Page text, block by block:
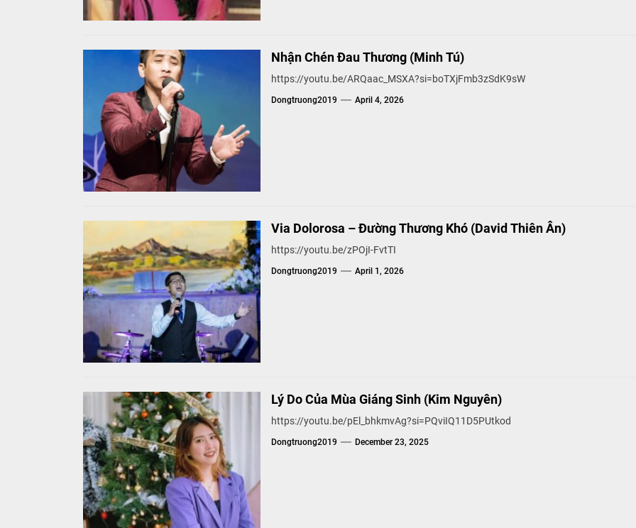
Nhận Chén Đau Thương (Minh Tú)
https://youtu.be/ARQaac_MSXA?si=boTXjFmb3zSdK9sW
Dongtruong2019 April 4, 2026
Via Dolorosa – Đường Thương Khó (David Thiên Ân)
https://youtu.be/zPOjI-FvtTI
Dongtruong2019 April 1, 2026
Lý Do Của Mùa Giáng Sinh (Kim Nguyên)
https://youtu.be/pEl_bhkmvAg?si=PQviIQ11D5PUtkod
Dongtruong2019 December 23, 2025